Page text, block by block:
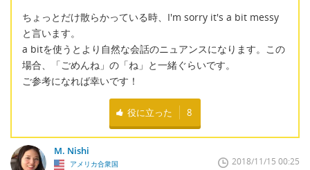
ちょっとだけ散らかっている時、I'm sorry it's a bit messy
と言います。
a bitを使うとより自然な会話のニュアンスになります。この
場合、「ごめんね」の「ね」と一緒ぐらいです。
ご参考になれば幸いです！
役に立った 8
M. Nishi
アメリカ合衆国 2018/11/15 00:25